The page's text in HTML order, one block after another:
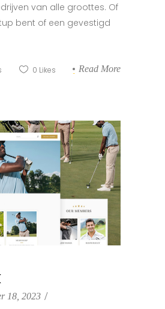
van alle groottes. Of
bent of een gevestigd
0 Likes Read More
18, 2023